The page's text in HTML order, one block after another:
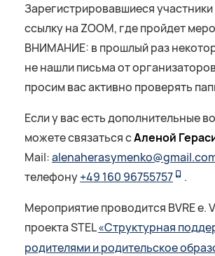
Зарегистрировавшиеся участники
ссылку на ZOOM, где пройдет
ВНИМАНИЕ: в прошлый раз
не нашли письма от
просим вас активно проверять
Если у вас есть дополнительные
можете связаться сАленой
Mail:
телефону+49 160 96755757 .
Мероприятие проводится BVRE e.
проекта STEL«Структурная
родителями и родительское